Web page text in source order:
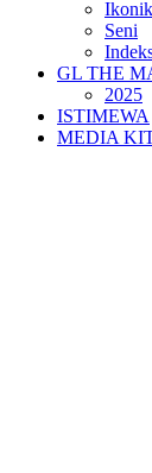
Ikonik
Seni
GL THE
2025
ISTIMEWA
MEDIA